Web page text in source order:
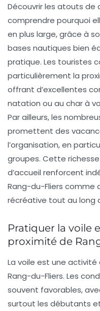
Découvrir les atouts de
comprendre pourquoi
en plus large, grâce à
bases nautiques bien
pratique. Les touristes
particulièrement la
offrant d’excellentes
natation ou au char à
Par ailleurs, les
promettent des
l’organisation, en
groupes. Cette
d’accueil renforcent
Rang-du-Fliers
récréative tout au long
Pratiquer la voile
proximité de
La voile est une
Rang-du-Fliers. Les
souvent favorables,
surtout les débutants